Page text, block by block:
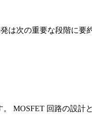
は次の重要な段階に要
MOSFET 回路の設計